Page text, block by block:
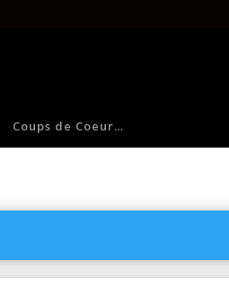
Coups de Coeur…